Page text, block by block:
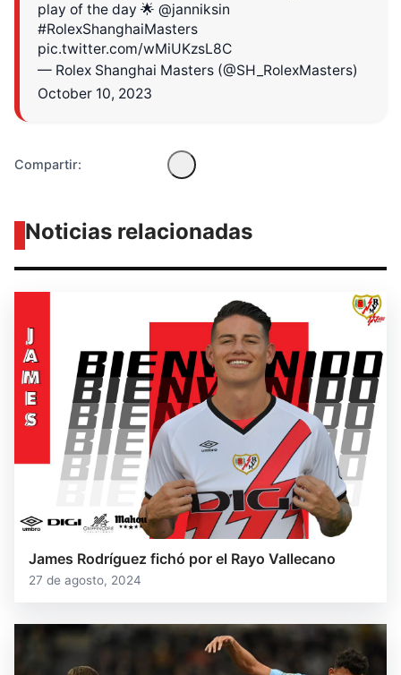
play of the day 🌟 @janniksin
#RolexShanghaiMasters
pic.twitter.com/wMiUKzsL8C
— Rolex Shanghai Masters (@SH_RolexMasters)
October 10, 2023
Compartir:
Noticias relacionadas
James Rodríguez fichó por el Rayo Vallecano
27 de agosto, 2024